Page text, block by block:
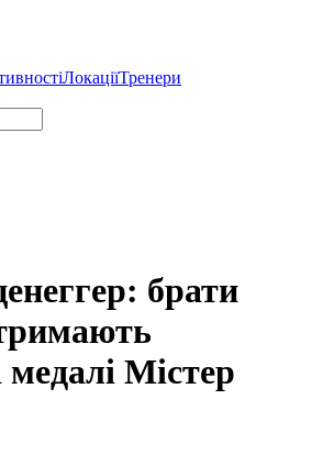
ЛокаціїТренери
брати
Містер